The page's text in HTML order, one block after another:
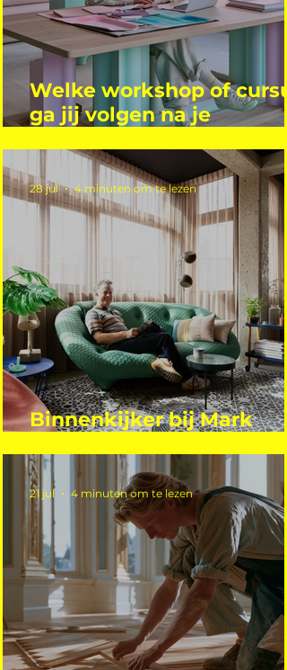
Welke workshop of
ga jij volgen na je
Binnenkijker bij Mark
28 jul 4 minuten om te lezen
21 jul 4 minuten om te lezen